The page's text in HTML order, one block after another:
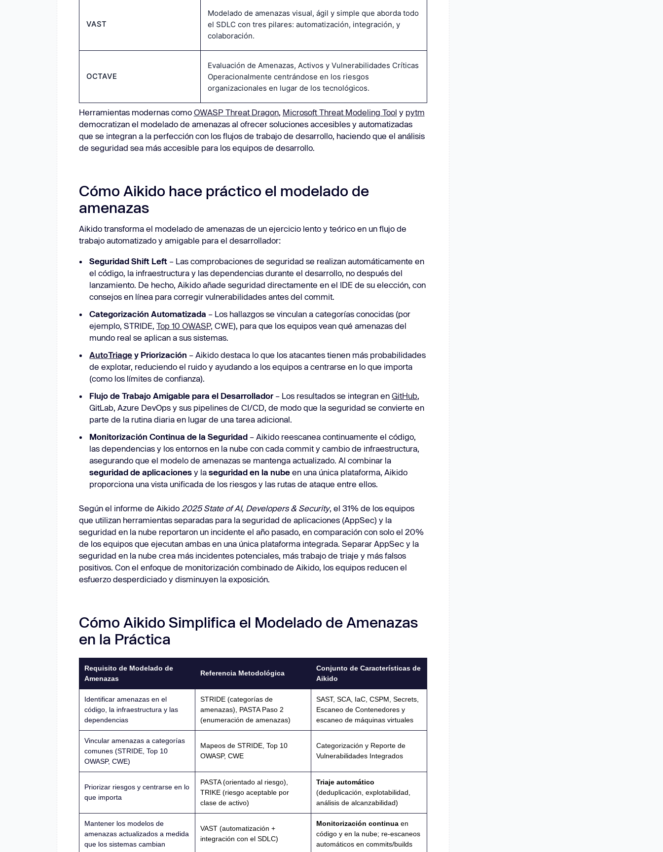
VAST
Modelado de amenazas visual, ágil y simple que aborda todo
el SDLC con tres pilares: automatización, integración, y
colaboración.
OCTAVE
Evaluación de Amenazas, Activos y Vulnerabilidades Críticas
Operacionalmente centrándose en los riesgos
organizacionales en lugar de los tecnológicos.
Herramientas modernas como OWASP Threat Dragon, Microsoft Threat Modeling Tool y pytm
democratizan el modelado de amenazas al ofrecer soluciones accesibles y automatizadas
que se integran a la perfección con los flujos de trabajo de desarrollo, haciendo que el análisis
de seguridad sea más accesible para los equipos de desarrollo.
Cómo Aikido hace práctico el modelado de
amenazas
Aikido transforma el modelado de amenazas de un ejercicio lento y teórico en un flujo de
trabajo automatizado y amigable para el desarrollador:
Seguridad Shift Left – Las comprobaciones de seguridad se realizan automáticamente en
el código, la infraestructura y las dependencias durante el desarrollo, no después del
lanzamiento. De hecho, Aikido añade seguridad directamente en el IDE de su elección, con
consejos en línea para corregir vulnerabilidades antes del commit.
Categorización Automatizada – Los hallazgos se vinculan a categorías conocidas (por
ejemplo, STRIDE,Top 10 OWASP, CWE), para que los equipos vean qué amenazas del
mundo real se aplican a sus sistemas.
AutoTriage y Priorización – Aikido destaca lo que los atacantes tienen más probabilidades
de explotar, reduciendo el ruido y ayudando a los equipos a centrarse en lo que importa
(como los límites de confianza).
Flujo de Trabajo Amigable para el Desarrollador – Los resultados se integran enGitHub
GitLab, Azure DevOps y sus pipelines de CI/CD, de modo que la seguridad se convierte en
parte de la rutina diaria en lugar de una tarea adicional.
Monitorización Continua de la Seguridad – Aikido reescanea continuamente el código,
las dependencias y los entornos en la nube con cada commit y cambio de infraestructura,
asegurando que el modelo de amenazas se mantenga actualizado. Al combinar la
seguridad de aplicaciones y laseguridad en la nube en una única plataforma, Aikido
proporciona una vista unificada de los riesgos y las rutas de ataque entre ellos.
Según el informe de Aikido 2025 State of AI, Developers & Security, el 31% de los equipos
que utilizan herramientas separadas para la seguridad de aplicaciones (AppSec) y la
seguridad en la nube reportaron un incidente el año pasado, en comparación con solo el 20%
de los equipos que ejecutan ambas en una única plataforma integrada. Separar AppSec y la
seguridad en la nube crea más incidentes potenciales, más trabajo de triaje y más falsos
positivos. Con el enfoque de monitorización combinado de Aikido, los equipos reducen el
esfuerzo desperdiciado y disminuyen la exposición.
Cómo Aikido Simplifica el Modelado de Amenazas
en la Práctica
Requisito de Modelado de
Amenazas
Referencia Metodológica
Conjunto de Características de
Aikido
Identificar amenazas en el
código, la infraestructura y las
dependencias
STRIDE (categorías de
amenazas), PASTA Paso 2
(enumeración de amenazas)
SAST, SCA, IaC, CSPM, Secrets,
Escaneo de Contenedores y
escaneo de máquinas virtuales
Vincular amenazas a categorías
comunes (STRIDE, Top 10
OWASP, CWE)
Mapeos de STRIDE, Top 10
OWASP, CWE
Categorización y Reporte de
Vulnerabilidades Integrados
Priorizar riesgos y centrarse en lo
que importa
PASTA (orientado al riesgo),
TRIKE (riesgo aceptable por
clase de activo)
Triaje automático
(deduplicación, explotabilidad,
análisis de alcanzabilidad)
Mantener los modelos de
amenazas actualizados a medida
que los sistemas cambian
VAST (automatización +
integración con el SDLC)
Monitorización continuaen
código y en la nube; re-escaneos
automáticos en commits/builds